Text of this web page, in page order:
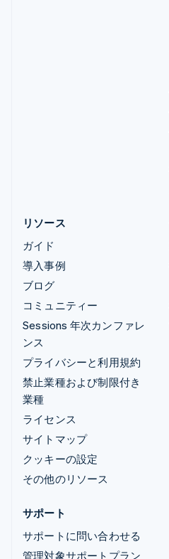
リソース
ガイド
導入事例
ブログ
コミュニティー
Sessions 年次カンファレ
ンス
プライバシーと利用規約
禁止業種および制限付き
業種
ライセンス
サイトマップ
クッキーの設定
その他のリソース
サポート
サポートに問い合わせる
管理対象サポートプラン